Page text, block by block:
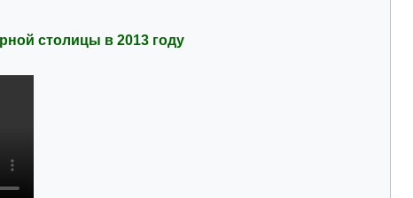
столицы в 2013 году